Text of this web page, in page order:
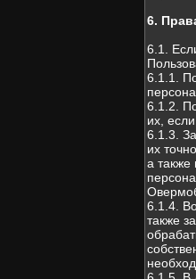
6.
6.1.
6.1.1.
6.1.2.
их,
6.1.3.
их
а также
6.1.4.
также